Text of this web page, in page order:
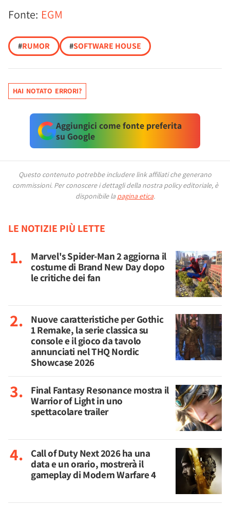
Fonte: EGM
#RUMOR #SOFTWARE HOUSE
HAI NOTATO ERRORI?
Aggiungici come fonte preferita
su Google
Questo contenuto potrebbe includere link affiliati che generano
commissioni. Per conoscere i dettagli della nostra policy editoriale, è
disponibile la pagina etica.
LE NOTIZIE PIÙ LETTE
Marvel's Spider-Man 2 aggiorna il
costume di Brand New Day dopo
le critiche dei fan
Nuove caratteristiche per Gothic
1 Remake, la serie classica su
console e il gioco da tavolo
annunciati nel THQ Nordic
Showcase 2026
Final Fantasy Resonance mostra il
Warrior of Light in uno
spettacolare trailer
Call of Duty Next 2026 ha una
data e un orario, mostrerà il
gameplay di Modern Warfare 4